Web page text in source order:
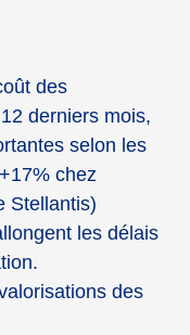
des
derniers mois,
selon les
chez
Stellantis)
les délais
des